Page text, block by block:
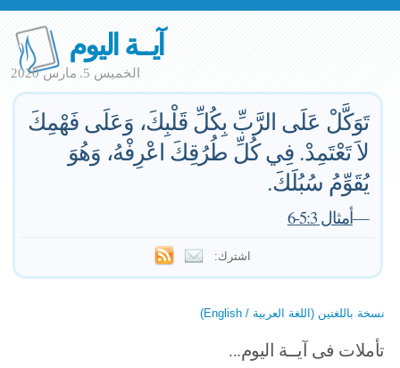
آيــة اليوم
الخميس 5. مارس 2020
تَوَكَّلْ عَلَى الرَّبِّ بِكُلِّ قَلْبِكَ، وَعَلَى فَهْمِكَ
لاَ تَعْتَمِدْ. فِي كُلِّ طُرُقِكَ اعْرِفْهُ، وَهُوَ
يُقَوِّمُ سُبُلَكَ.
—أمثال 5:3-6
اشترك:
نسخة باللغتين (اللغة العربية / English)
تأملات فى آيــة اليوم...